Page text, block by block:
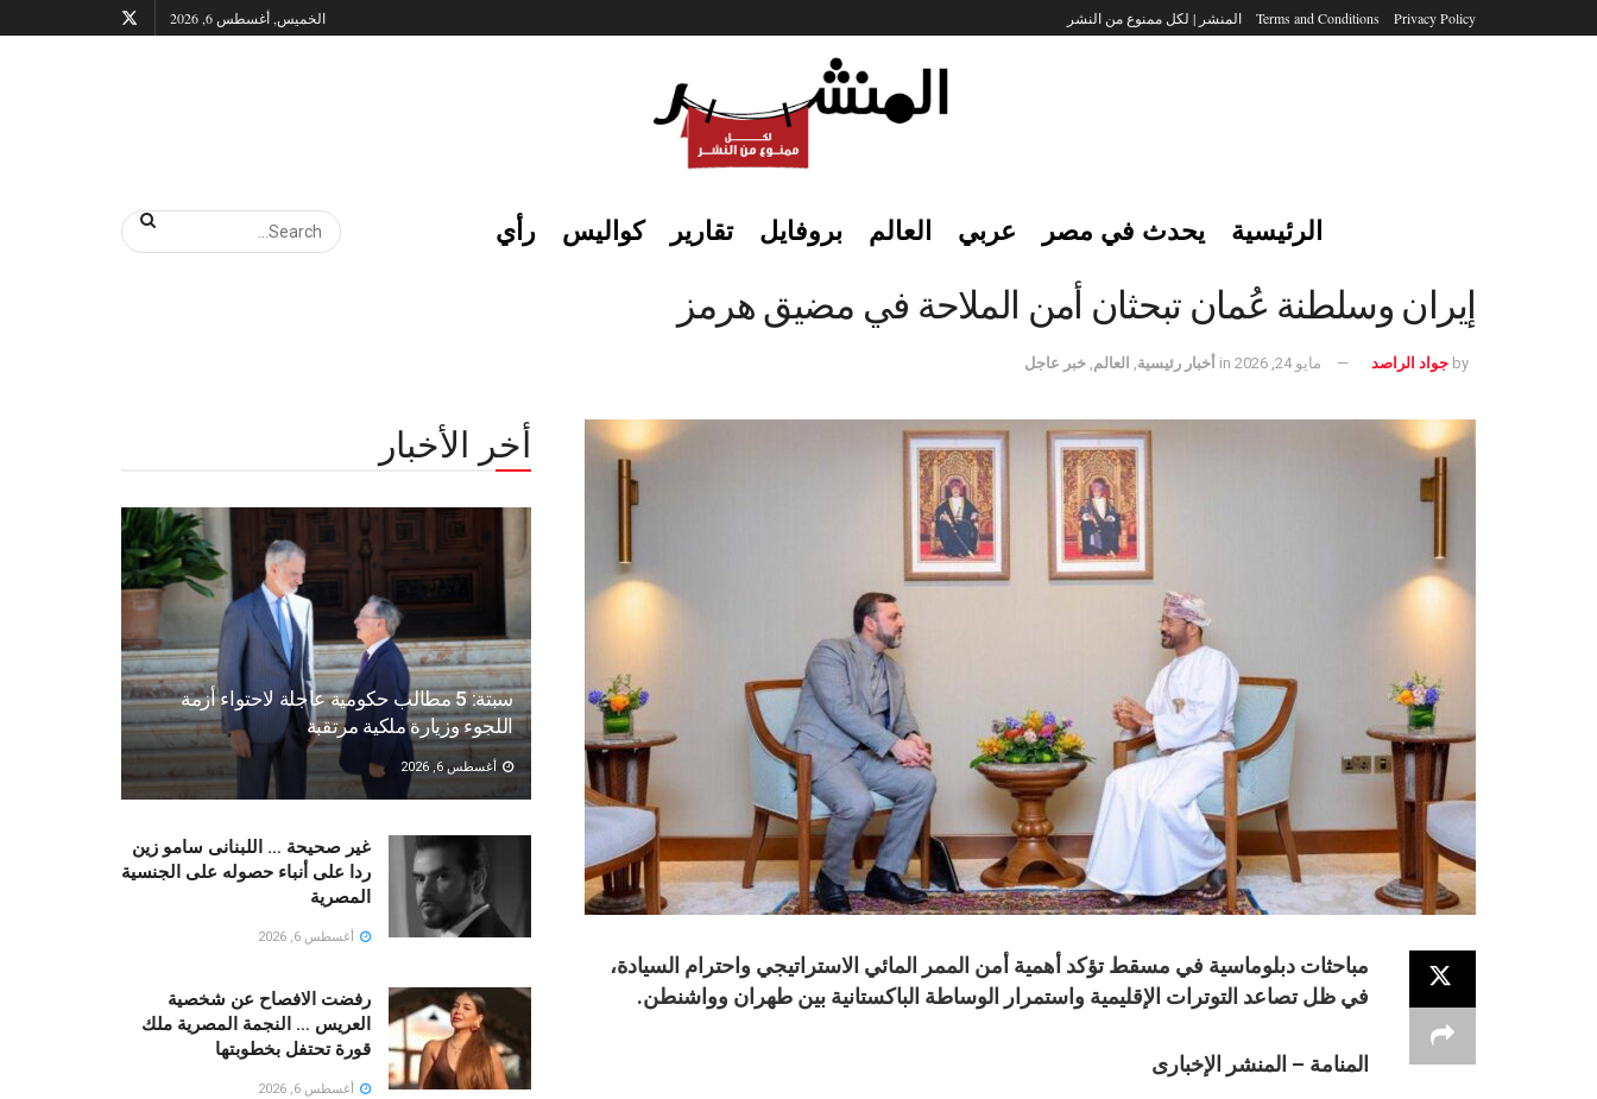
Privacy Policy
Terms and Conditions المنشر | لكل ممنوع من النشر الخميس, أغسطس 6, 2026
الرئيسية يحدث في مصر عربي العالم بروفايل تقارير كواليس رأي
إيران وسلطنة عُمان تبحثان أمن الملاحة في مضيق هرمز
by جواد الراصد مايو 24, 2026 in أخبار رئيسية العالم خبر عاجل
مباحثات دبلوماسية في مسقط تؤكد أهمية أمن الممر المائي الاستراتيجي واحترام السيادة،
في ظل تصاعد التوترات الإقليمية واستمرار الوساطة الباكستانية بين طهران وواشنطن.
المنامة – المنشر الإخبارى
أخر الأخبار
سبتة: 5 مطالب حكومية عاجلة لاحتواء أزمة
اللجوء وزيارة ملكية مرتقبة
أغسطس 6, 2026
غير صحيحة … اللبنانى سامو زين
ردا على أنباء حصوله على الجنسية
المصرية
أغسطس 6, 2026
رفضت الافصاح عن شخصية
العريس … النجمة المصرية ملك
قورة تحتفل بخطوبتها
أغسطس 6, 2026